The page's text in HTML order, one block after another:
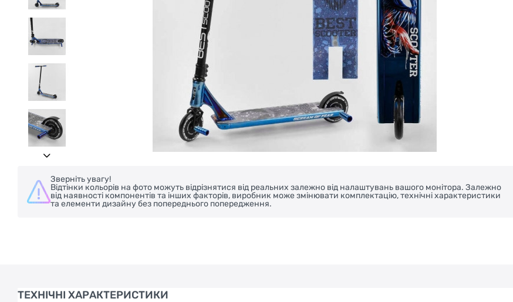
Зверніть увагу!
Відтінки кольорів на фото можуть відрізнятися від реальних залежно від налаштувань вашого монітора. Залежно
від наявності компонентів та інших факторів, виробник може змінювати комплектацію, технічні характеристики
та елементи дизайну без попереднього попередження.
ТЕХНІЧНІ ХАРАКТЕРИСТИКИ